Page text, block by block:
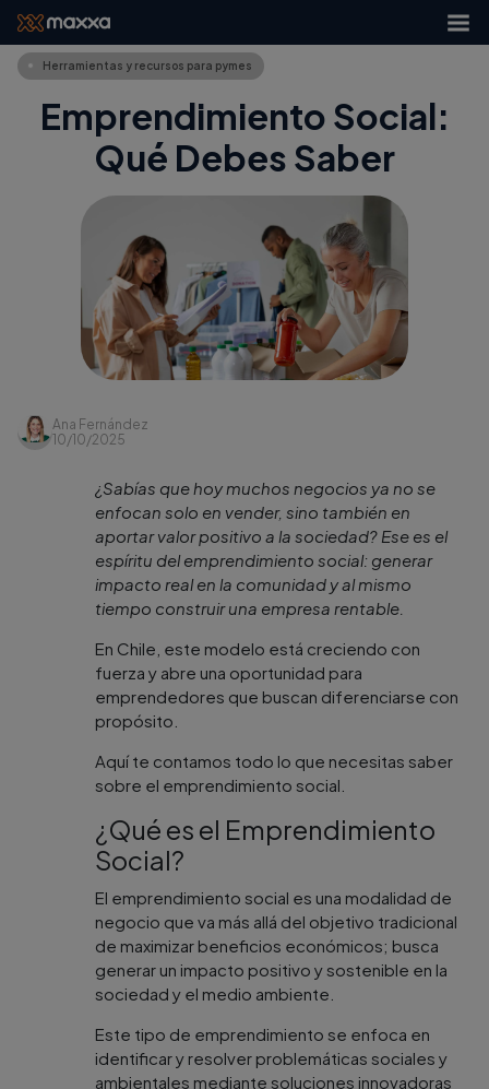
Herramientas y recursos para pymes
Emprendimiento Social:
Qué Debes Saber
Ana Fernández
10/10/2025
¿Sabías que hoy muchos negocios ya no se
enfocan solo en vender, sino también en
aportar valor positivo a la sociedad? Ese es el
espíritu del emprendimiento social: generar
impacto real en la comunidad y al mismo
tiempo construir una empresa rentable.
En Chile, este modelo está creciendo con
fuerza y abre una oportunidad para
emprendedores que buscan diferenciarse con
propósito.
Aquí te contamos todo lo que necesitas saber
sobre el emprendimiento social.
¿Qué es el Emprendimiento
Social?
El emprendimiento social es una modalidad de
negocio que va más allá del objetivo tradicional
de maximizar beneficios económicos; busca
generar un impacto positivo y sostenible en la
sociedad y el medio ambiente.
Este tipo de emprendimiento se enfoca en
identificar y resolver problemáticas sociales y
ambientales mediante soluciones innovadoras